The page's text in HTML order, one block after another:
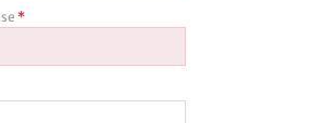
*